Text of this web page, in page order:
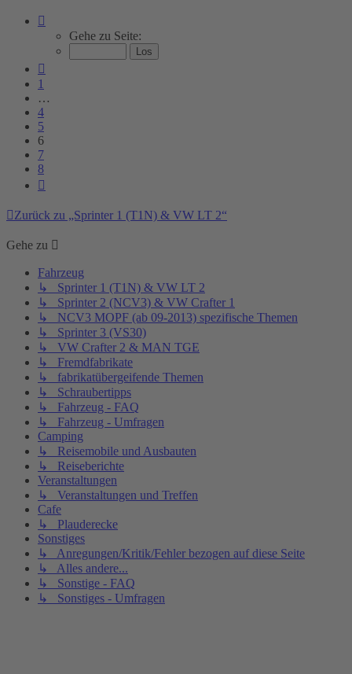
von
Gehe zu Seite:
1
…
4
5
6
7
8
Zurück zu „Sprinter 1 (T1N) & VW LT 2“
Gehe zu
Fahrzeug
↳ Sprinter 1 (T1N) & VW LT 2
↳ Sprinter 2 (NCV3) & VW Crafter 1
↳ NCV3 MOPF (ab 09-2013) spezifische Themen
↳ Sprinter 3 (VS30)
↳ VW Crafter 2 & MAN TGE
↳ Fremdfabrikate
↳ fabrikatübergeifende Themen
↳ Schraubertipps
↳ Fahrzeug - FAQ
↳ Fahrzeug - Umfragen
Camping
↳ Reisemobile und Ausbauten
↳ Reiseberichte
Veranstaltungen
↳ Veranstaltungen und Treffen
Cafe
↳ Plauderecke
Sonstiges
↳ Anregungen/Kritik/Fehler bezogen auf diese Seite
↳ Alles andere...
↳ Sonstige - FAQ
↳ Sonstiges - Umfragen